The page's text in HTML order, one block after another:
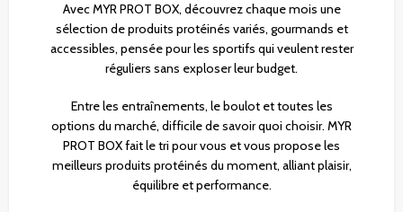
Avec MYR PROT BOX, découvrez chaque mois une
sélection de produits protéinés variés, gourmands et
accessibles, pensée pour les sportifs qui veulent rester
réguliers sans exploser leur budget.
Entre les entraînements, le boulot et toutes les
options du marché, difficile de savoir quoi choisir. MYR
PROT BOX fait le tri pour vous et vous propose les
meilleurs produits protéinés du moment, alliant plaisir,
équilibre et performance.